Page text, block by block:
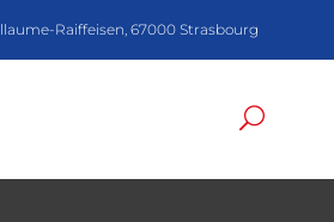
Raiffeisen, 67000 Strasbourg